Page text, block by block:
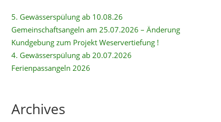
5. Gewässerspülung ab 10.08.26
Gemeinschaftsangeln am 25.07.2026 – Änderung
Kundgebung zum Projekt Weservertiefung !
4. Gewässerspülung ab 20.07.2026
Ferienpassangeln 2026
Archives